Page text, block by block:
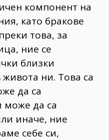
компонент на
като бракове
това, за
ние се
близки
ни. Това са
да са
може да са
иначе, ние
себе си,